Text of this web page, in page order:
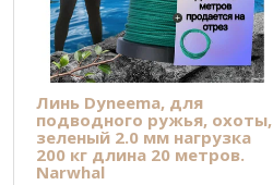
Линь Dyneema, для
подводного ружья, охоты,
зеленый 2.0 мм нагрузка
200 кг длина 20 метров.
Narwhal